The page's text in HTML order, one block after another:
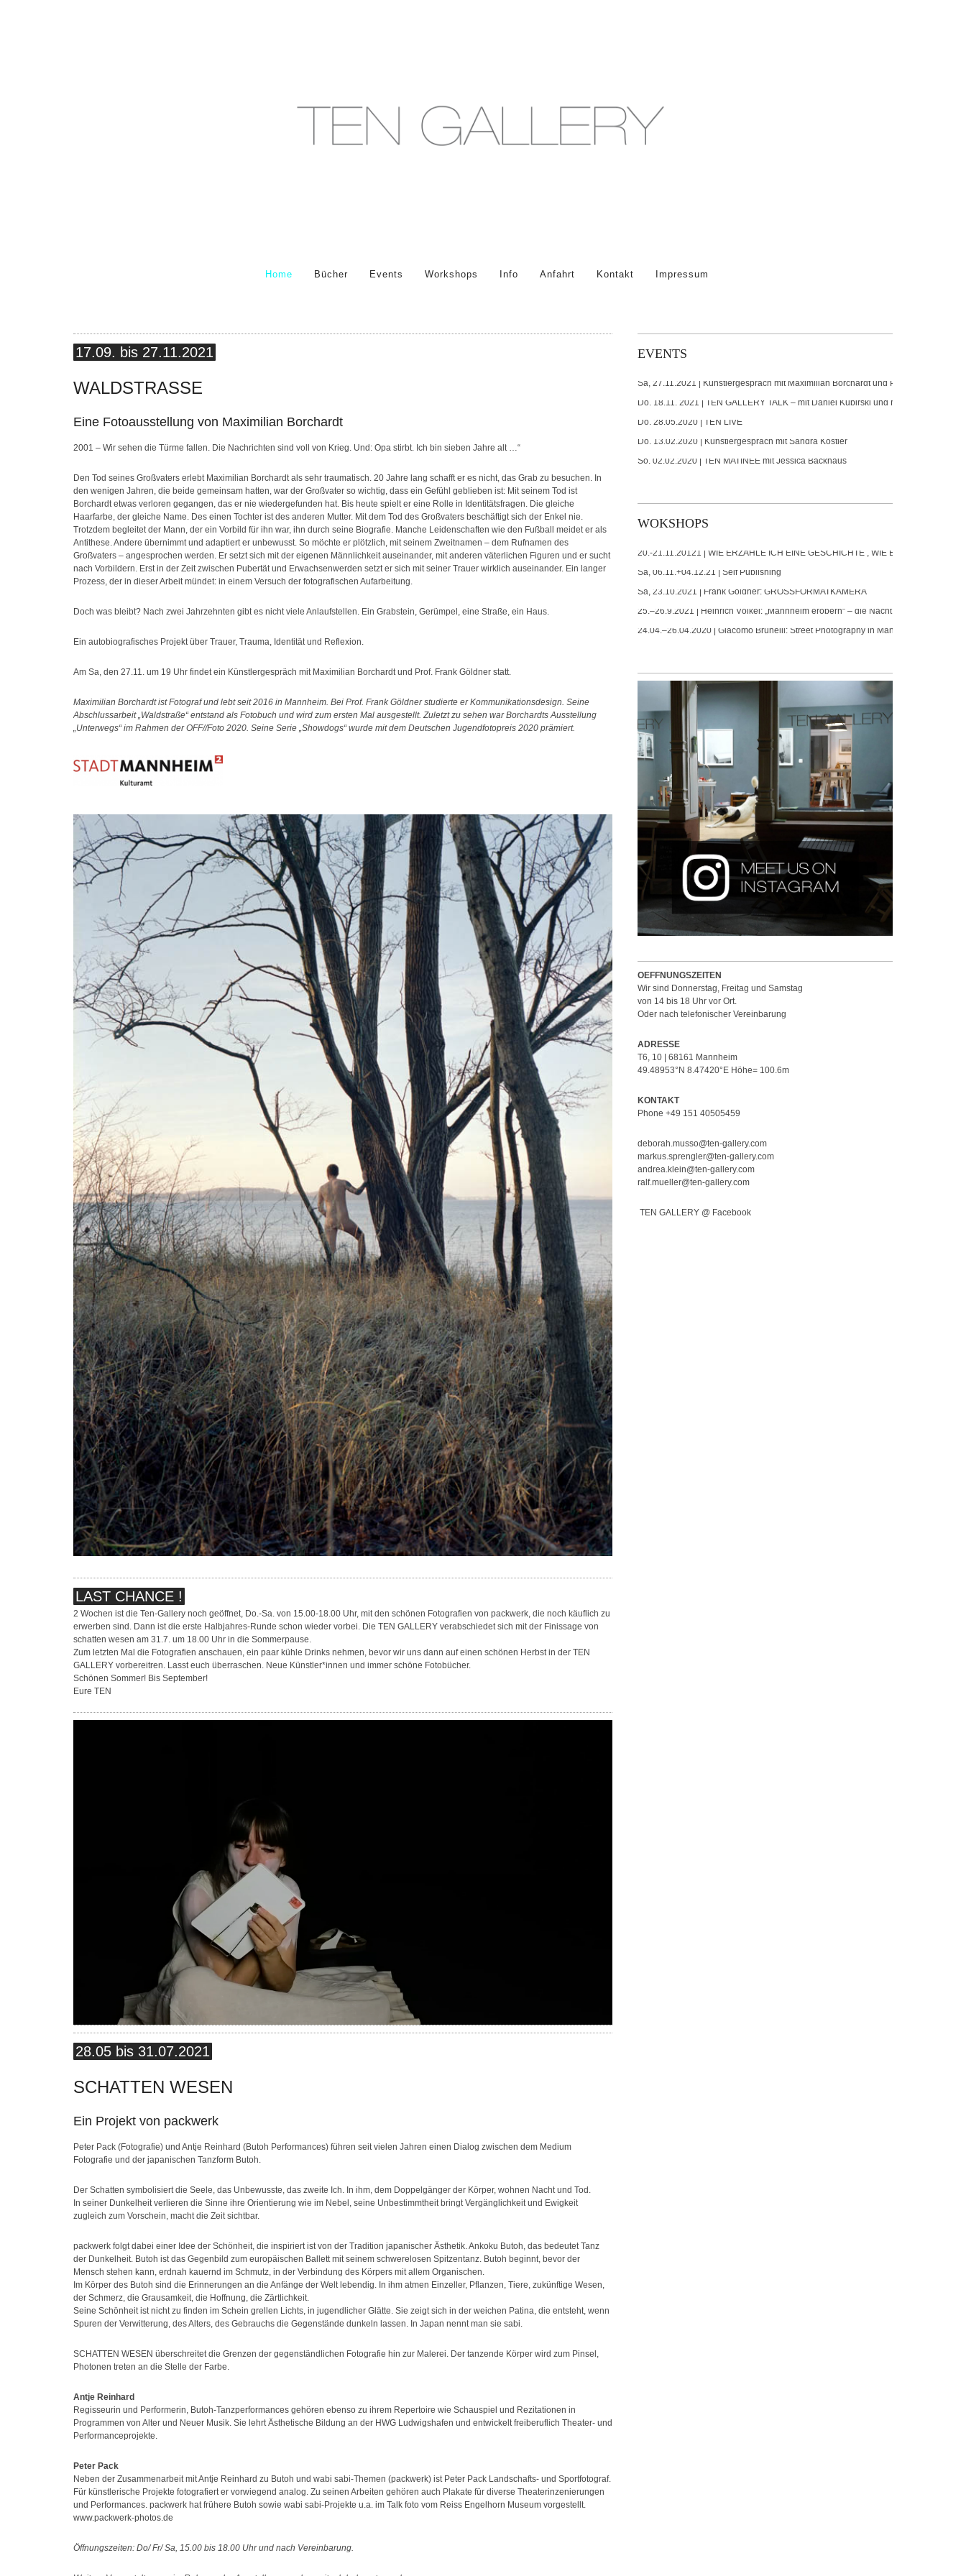
Home Bücher Events Workshops Info Anfahrt Kontakt Impressum
17.09. bis 27.11.2021
WALDSTRASSE
Eine Fotoausstellung von Maximilian Borchardt
2001 – Wir sehen die Türme fallen. Die Nachrichten sind voll von Krieg. Und: Opa stirbt. Ich bin sieben Jahre alt …“
Den Tod seines Großvaters erlebt Maximilian Borchardt als sehr traumatisch. 20 Jahre lang schafft er es nicht, das Grab zu besuchen. In
den wenigen Jahren, die beide gemeinsam hatten, war der Großvater so wichtig, dass ein Gefühl geblieben ist: Mit seinem Tod ist
Borchardt etwas verloren gegangen, das er nie wiedergefunden hat. Bis heute spielt er eine Rolle in Identitätsfragen. Die gleiche
Haarfarbe, der gleiche Name. Des einen Tochter ist des anderen Mutter. Mit dem Tod des Großvaters beschäftigt sich der Enkel nie.
Trotzdem begleitet der Mann, der ein Vorbild für ihn war, ihn durch seine Biografie. Manche Leidenschaften wie den Fußball meidet er als
Antithese. Andere übernimmt und adaptiert er unbewusst. So möchte er plötzlich, mit seinem Zweitnamen – dem Rufnamen des
Großvaters – angesprochen werden. Er setzt sich mit der eigenen Männlichkeit auseinander, mit anderen väterlichen Figuren und er sucht
nach Vorbildern. Erst in der Zeit zwischen Pubertät und Erwachsenwerden setzt er sich mit seiner Trauer wirklich auseinander. Ein langer
Prozess, der in dieser Arbeit mündet: in einem Versuch der fotografischen Aufarbeitung.
Doch was bleibt? Nach zwei Jahrzehnten gibt es nicht viele Anlaufstellen. Ein Grabstein, Gerümpel, eine Straße, ein Haus.
Ein autobiografisches Projekt über Trauer, Trauma, Identität und Reflexion.
Am Sa, den 27.11. um 19 Uhr findet ein Künstlergespräch mit Maximilian Borchardt und Prof. Frank Göldner statt.
Maximilian Borchardt ist Fotograf und lebt seit 2016 in Mannheim. Bei Prof. Frank Göldner studierte er Kommunikationsdesign. Seine
Abschlussarbeit „Waldstraße“ entstand als Fotobuch und wird zum ersten Mal ausgestellt. Zuletzt zu sehen war Borchardts Ausstellung
„Unterwegs“ im Rahmen der OFF//Foto 2020. Seine Serie „Showdogs“ wurde mit dem Deutschen Jugendfotopreis 2020 prämiert.
LAST CHANCE !
2 Wochen ist die Ten-Gallery noch geöffnet, Do.-Sa. von 15.00-18.00 Uhr, mit den schönen Fotografien von packwerk, die noch käuflich zu
erwerben sind. Dann ist die erste Halbjahres-Runde schon wieder vorbei. Die TEN GALLERY verabschiedet sich mit der Finissage von
schatten wesen am 31.7. um 18.00 Uhr in die Sommerpause.
Zum letzten Mal die Fotografien anschauen, ein paar kühle Drinks nehmen, bevor wir uns dann auf einen schönen Herbst in der TEN
GALLERY vorbereitren. Lasst euch überraschen. Neue Künstler*innen und immer schöne Fotobücher.
Schönen Sommer! Bis September!
Eure TEN
28.05 bis 31.07.2021
SCHATTEN WESEN
Ein Projekt von packwerk
Peter Pack (Fotografie) und Antje Reinhard (Butoh Performances) führen seit vielen Jahren einen Dialog zwischen dem Medium
Fotografie und der japanischen Tanzform Butoh.
Der Schatten symbolisiert die Seele, das Unbewusste, das zweite Ich. In ihm, dem Doppelgänger der Körper, wohnen Nacht und Tod.
In seiner Dunkelheit verlieren die Sinne ihre Orientierung wie im Nebel, seine Unbestimmtheit bringt Vergänglichkeit und Ewigkeit
zugleich zum Vorschein, macht die Zeit sichtbar.
packwerk folgt dabei einer Idee der Schönheit, die inspiriert ist von der Tradition japanischer Ästhetik. Ankoku Butoh, das bedeutet Tanz
der Dunkelheit. Butoh ist das Gegenbild zum europäischen Ballett mit seinem schwerelosen Spitzentanz. Butoh beginnt, bevor der
Mensch stehen kann, erdnah kauernd im Schmutz, in der Verbindung des Körpers mit allem Organischen.
Im Körper des Butoh sind die Erinnerungen an die Anfänge der Welt lebendig. In ihm atmen Einzeller, Pflanzen, Tiere, zukünftige Wesen,
der Schmerz, die Grausamkeit, die Hoffnung, die Zärtlichkeit.
Seine Schönheit ist nicht zu finden im Schein grellen Lichts, in jugendlicher Glätte. Sie zeigt sich in der weichen Patina, die entsteht, wenn
Spuren der Verwitterung, des Alters, des Gebrauchs die Gegenstände dunkeln lassen. In Japan nennt man sie sabi.
SCHATTEN WESEN überschreitet die Grenzen der gegenständlichen Fotografie hin zur Malerei. Der tanzende Körper wird zum Pinsel,
Photonen treten an die Stelle der Farbe.
Antje Reinhard
Regisseurin und Performerin, Butoh-Tanzperformances gehören ebenso zu ihrem Repertoire wie Schauspiel und Rezitationen in
Programmen von Alter und Neuer Musik. Sie lehrt Ästhetische Bildung an der HWG Ludwigshafen und entwickelt freiberuflich Theater- und
Performanceprojekte.
Peter Pack
Neben der Zusammenarbeit mit Antje Reinhard zu Butoh und wabi sabi-Themen (packwerk) ist Peter Pack Landschafts- und Sportfotograf.
Für künstlerische Projekte fotografiert er vorwiegend analog. Zu seinen Arbeiten gehören auch Plakate für diverse Theaterinzenierungen
und Performances. packwerk hat frühere Butoh sowie wabi sabi-Projekte u.a. im Talk foto vom Reiss Engelhorn Museum vorgestellt.
www.packwerk-photos.de
Öffnungszeiten: Do/ Fr/ Sa, 15.00 bis 18.00 Uhr und nach Vereinbarung.
EVENTS
Sa, 27.11.2021 | Künstlergespräch mit Maximilian Borchardt und Professor Frank
Do. 18.11. 2021 | TEN GALLERY TALK – mit Daniel Kubirski und Markus Sprengler
Do. 28.05.2020 | TEN LIVE
Do. 13.02.2020 | Künstlergespräch mit Sandra Köstler
So. 02.02.2020 | TEN MATINÉE mit Jessica Backhaus
WOKSHOPS
20.-21.11.20121 | WIE ERZÄHLE ICH EINE GESCHICHTE , WIE EDITIERE ICH
Sa, 06.11.+04.12.21 | Self Publishing
Sa, 23.10.2021 | Frank Göldner: GROSSFORMATKAMERA
25.–26.9.2021 | Heinrich Völkel: „Mannheim erobern“ – die Nacht ist nicht allein
24.04.–26.04.2020 | Giacomo Brunelli: Street Photography in Mannheim
OEFFNUNGSZEITEN
Wir sind Donnerstag, Freitag und Samstag
von 14 bis 18 Uhr vor Ort.
Oder nach telefonischer Vereinbarung
ADRESSE
T6, 10 | 68161 Mannheim
49.48953°N 8.47420°E Höhe= 100.6m
KONTAKT
Phone +49 151 40505459
deborah.musso@ten-gallery.com
markus.sprengler@ten-gallery.com
andrea.klein@ten-gallery.com
ralf.mueller@ten-gallery.com
TEN GALLERY @ Facebook